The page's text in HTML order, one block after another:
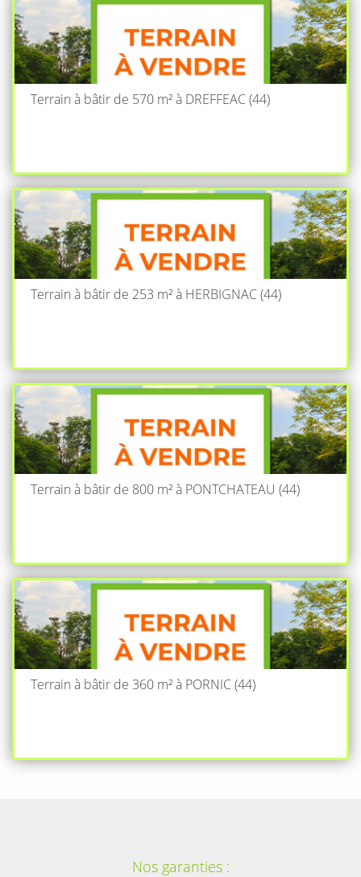
Terrain à bâtir de 570 m² à DREFFEAC (44)
Terrain à bâtir de 253 m² à HERBIGNAC (44)
Terrain à bâtir de 800 m² à PONTCHATEAU (44)
Terrain à bâtir de 360 m² à PORNIC (44)
Nos garanties :